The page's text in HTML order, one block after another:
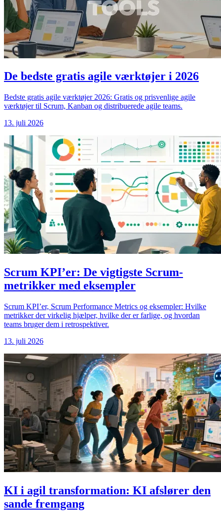
De bedste gratis agile værktøjer i 2026
Bedste gratis agile værktøjer 2026: Gratis og prisvenlige agile
værktøjer til Scrum, Kanban og distribuerede agile teams.
13. juli 2026
Scrum KPI’er: De vigtigste Scrum-
metrikker med eksempler
Scrum KPI’er, Scrum Performance Metrics og eksempler: Hvilke
metrikker der virkelig hjælper, hvilke der er farlige, og hvordan
teams bruger dem i retrospektiver.
13. juli 2026
KI i agil transformation: KI afslører den
sande fremgang